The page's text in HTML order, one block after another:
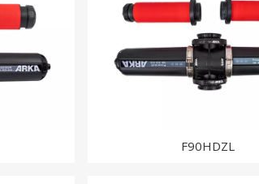
F90HDZL